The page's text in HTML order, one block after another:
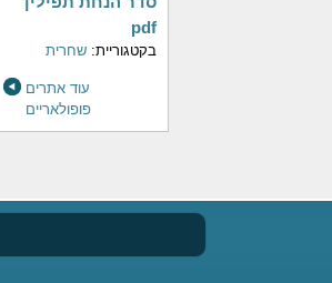
pdf
בקטגוריית: שחרית
עוד אתרים
פופולאריים